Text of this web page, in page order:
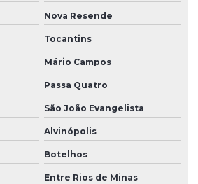
Nova Resende
Tocantins
Mário Campos
Passa Quatro
São João Evangelista
Alvinópolis
Botelhos
Entre Rios de Minas